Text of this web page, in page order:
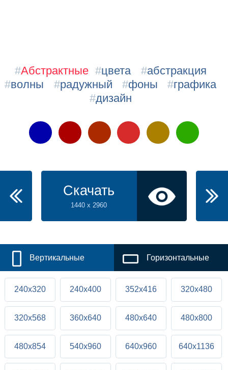
#Абстрактные #цвета #абстракция
#волны #радужный #фоны #графика
#дизайн
Скачать
1440 x 2960
Вертикальные Горизонтальные
240x320 240x400 352x416 320x480
320x568 360x640 480x640 480x800
480x854 540x960 640x960 640x1136